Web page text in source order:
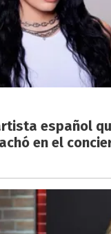
español
en el